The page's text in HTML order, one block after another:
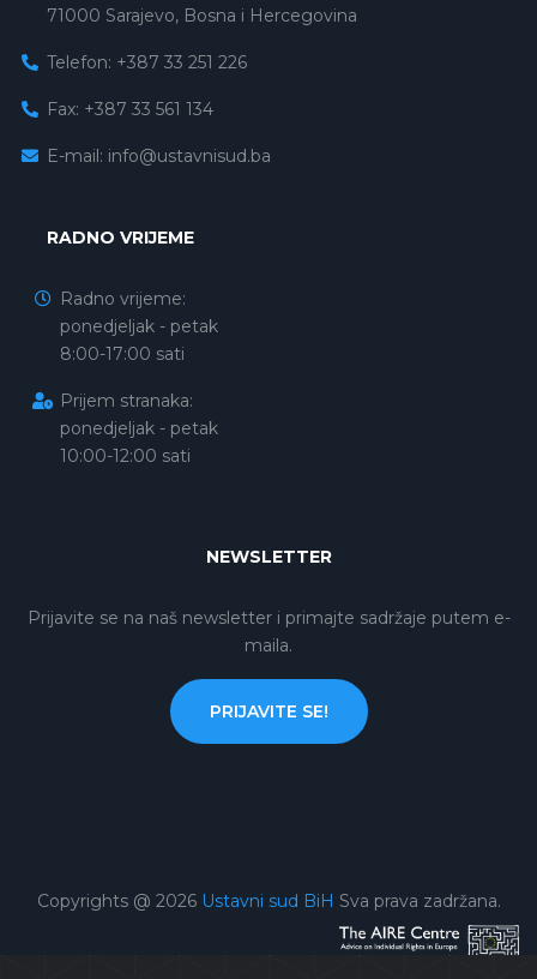
71000 Sarajevo, Bosna i Hercegovina
Telefon: +387 33 251 226
Fax: +387 33 561 134
E-mail: info@ustavnisud.ba
RADNO VRIJEME
Radno vrijeme:
ponedjeljak - petak
8:00-17:00 sati
Prijem stranaka:
ponedjeljak - petak
10:00-12:00 sati
NEWSLETTER
Prijavite se na naš newsletter i primajte sadržaje putem e-
maila.
PRIJAVITE SE!
Copyrights @ 2026 Ustavni sud BiH Sva prava zadržana.